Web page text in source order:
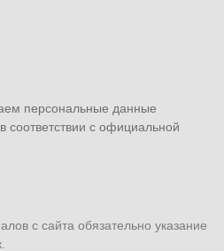
персональные данные
соответствии с официальной
с сайта обязательно указание